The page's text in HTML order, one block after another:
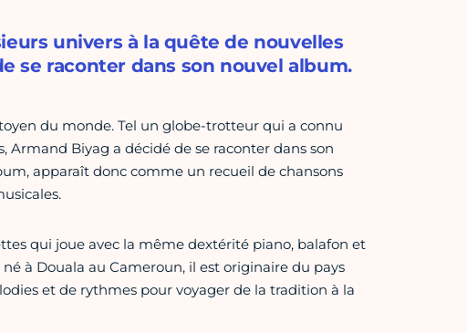
univers à la quête de nouvelles
se raconter dans son nouvel album.
du monde. Tel un globe-trotteur qui a connu
Armand Biyag a décidé de se raconter dans son
apparaît donc comme un recueil de chansons
qui joue avec la même dextérité piano, balafon et
à Douala au Cameroun, il est originaire du pays
et de rythmes pour voyager de la tradition à la